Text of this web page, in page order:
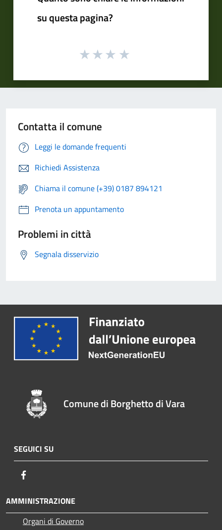
su questa pagina?
Contatta il comune
Leggi le domande frequenti
Richiedi Assistenza
Chiama il comune (+39) 0187 894121
Prenota un appuntamento
Problemi in città
Segnala disservizio
Comune di Borghetto di Vara
SEGUICI SU
AMMINISTRAZIONE
Organi di Governo